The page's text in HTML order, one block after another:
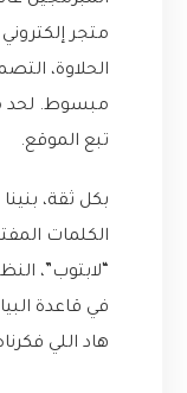
متجر
الحلاوة،
مبسوط. لحد
تبع الموقع.
بكل ثقة،
الكلمات
“لابتوب”،
في قاعدة
هاد اللي